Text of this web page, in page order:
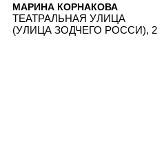
МАРИНА КОРНАКОВА
ТЕАТРАЛЬНАЯ УЛИЦА
(УЛИЦА ЗОДЧЕГО РОССИ), 2